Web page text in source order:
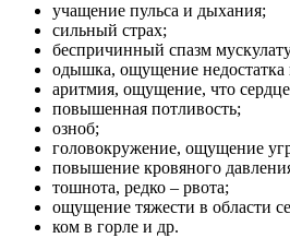
учащение пульса и дыхания;
сильный страх;
беспричинный спазм
одышка, ощущение недостатка
аритмия, ощущение, что сердце
повышенная потливость;
озноб;
головокружение, ощущение
повышение кровяного
тошнота, редко – рвота;
ощущение тяжести в области
ком в горле и др.